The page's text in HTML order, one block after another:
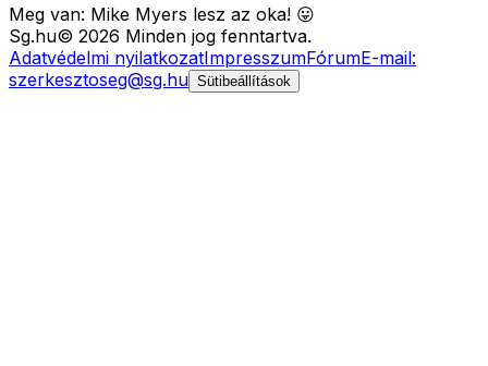
Meg van: Mike Myers lesz az oka! 😛
Sg.hu© 2026 Minden jog fenntartva.
Adatvédelmi nyilatkozatImpresszumFórumE-mail:
szerkesztoseg@sg.hu Sütibeállítások